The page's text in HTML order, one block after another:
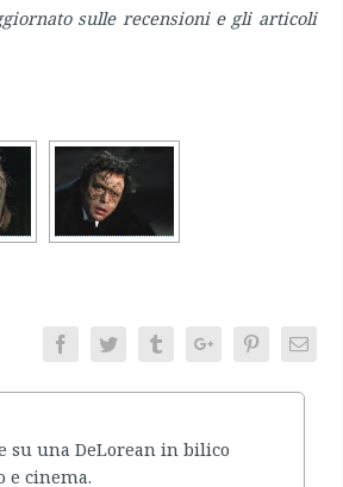
sulle recensioni e gli articoli
FacebookTwitter TumblrGoogle+PinterestEmail
su una DeLorean in bilico
e cinema.